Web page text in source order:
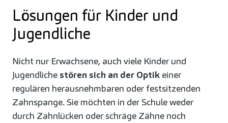
Lösungen für Kinder und
Jugendliche
Nicht nur Erwachsene, auch viele Kinder und
Jugendliche stören sich an der Optik einer
regulären herausnehmbaren oder festsitzenden
Zahnspange. Sie möchten in der Schule weder
durch Zahnlücken oder schräge Zähne noch